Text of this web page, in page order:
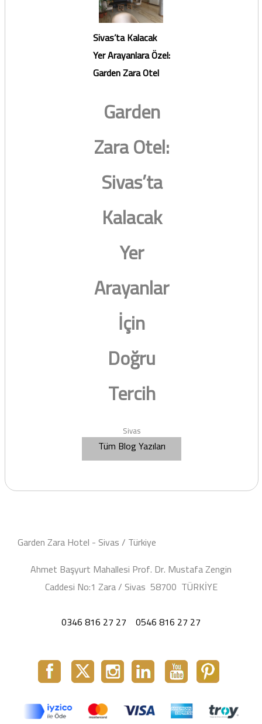
Sivas’ta Kalacak
Yer Arayanlara Özel:
Garden Zara Otel
Garden
Zara Otel:
Sivas’ta
Kalacak
Yer
Arayanlar
İçin
Doğru
Tercih
Sivas
Tüm Blog Yazıları
Garden Zara Hotel - Sivas / Türkiye
Ahmet Başyurt Mahallesi Prof. Dr. Mustafa Zengin
Caddesi No:1 Zara / Sivas 58700 TÜRKİYE
0346 816 27 27 0546 816 27 27